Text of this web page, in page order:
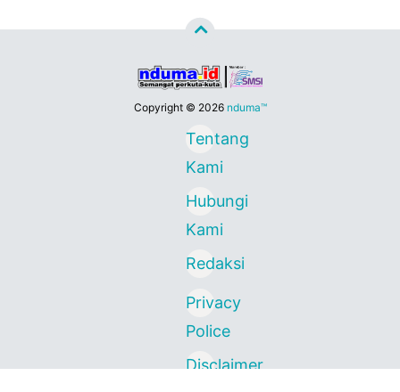
Copyright © 2026 nduma™
Tentang
Kami
Hubungi
Kami
Redaksi
Privacy
Police
Disclaimer